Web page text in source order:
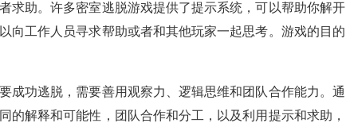
求助。许多密室逃脱游戏提供了提示系统，可以帮助你解开
向工作人员寻求帮助或者和其他玩家一起思考。游戏的目的
成功逃脱，需要善用观察力、逻辑思维和团队合作能力。通
的解释和可能性，团队合作和分工，以及利用提示和求助，